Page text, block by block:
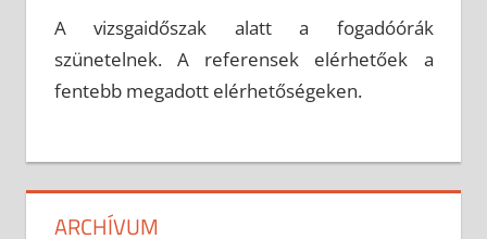
A vizsgaidőszak alatt a fogadóórák
szünetelnek. A referensek elérhetőek a
fentebb megadott elérhetőségeken.
ARCHÍVUM